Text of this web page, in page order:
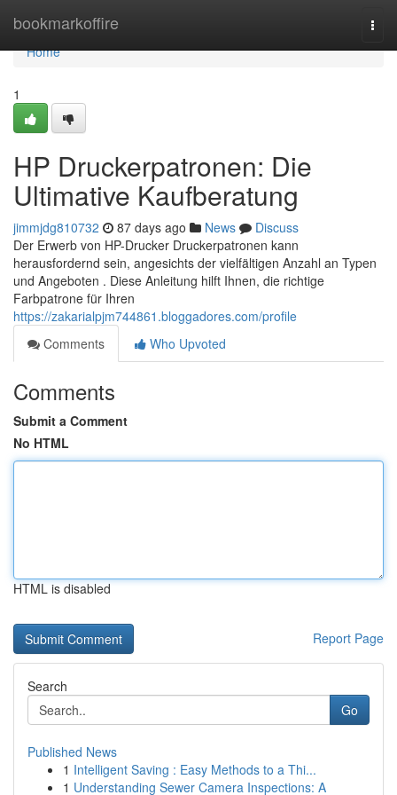
bookmarkoffire
Home
Home
1
HP Druckerpatronen: Die
Ultimative Kaufberatung
jimmjdg810732 87 days ago News
Discuss
Der Erwerb von HP-Drucker Druckerpatronen kann
herausfordernd sein, angesichts der vielfältigen Anzahl an Typen
und Angeboten . Diese Anleitung hilft Ihnen, die richtige
Farbpatrone für Ihren
https://zakarialpjm744861.bloggadores.com/profile
Comments
Who Upvoted
Comments
Submit a Comment
No HTML
HTML is disabled
Report Page
Search
Go
Published News
1 Intelligent Saving : Easy Methods to a Thi...
1 Understanding Sewer Camera Inspections: A